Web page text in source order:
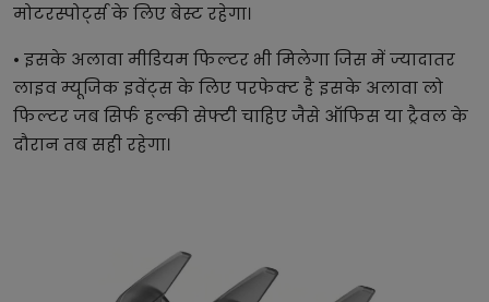
मोटरस्पोर्ट्स के लिए बेस्ट रहेगा।
• इसके अलावा मीडियम फिल्टर भी मिलेगा जिस में ज्यादातर
लाइव म्यूजिक इवेंट्स के लिए परफेक्ट है इसके अलावा लो
फिल्टर जब सिर्फ हल्की सेफ्टी चाहिए जैसे ऑफिस या ट्रैवल के
दौरान तब सही रहेगा।